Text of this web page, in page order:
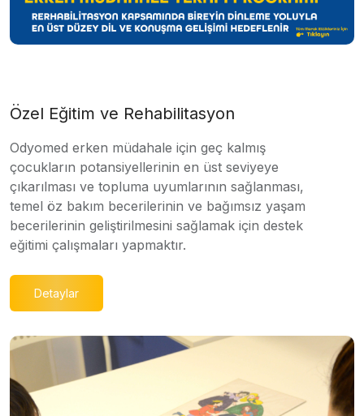
Özel Eğitim ve Rehabilitasyon
Odyomed erken müdahale için geç kalmış
çocukların potansiyellerinin en üst seviyeye
çıkarılması ve topluma uyumlarının sağlanması,
temel öz bakım becerilerinin ve bağımsız yaşam
becerilerinin geliştirilmesini sağlamak için destek
eğitimi çalışmaları yapmaktır.
Detaylar